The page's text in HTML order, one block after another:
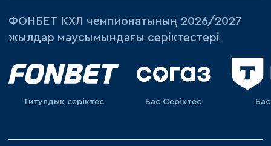
ФОНБЕТ КХЛ чемпионатының 2026/2027
жылдар маусымындағы серіктестері
Титулдық серіктес Бас Серіктес